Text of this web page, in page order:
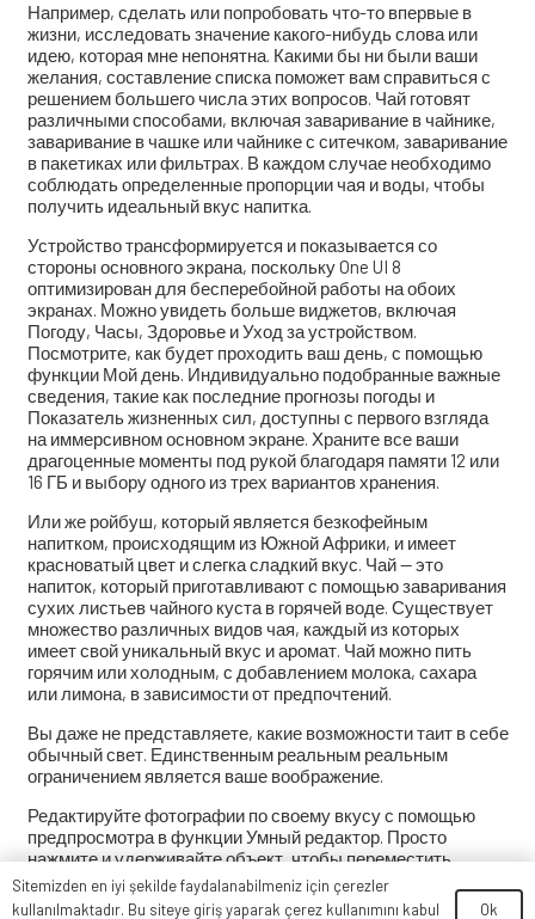
Например, сделать или попробовать что-то впервые в
жизни, исследовать значение какого-нибудь слова или
идею, которая мне непонятна. Какими бы ни были ваши
желания, составление списка поможет вам справиться с
решением большего числа этих вопросов. Чай готовят
различными способами, включая заваривание в чайнике,
заваривание в чашке или чайнике с ситечком, заваривание
в пакетиках или фильтрах. В каждом случае необходимо
соблюдать определенные пропорции чая и воды, чтобы
получить идеальный вкус напитка.
Устройство трансформируется и показывается со
стороны основного экрана, поскольку One UI 8
оптимизирован для бесперебойной работы на обоих
экранах. Можно увидеть больше виджетов, включая
Погоду, Часы, Здоровье и Уход за устройством.
Посмотрите, как будет проходить ваш день, с помощью
функции Мой день. Индивидуально подобранные важные
сведения, такие как последние прогнозы погоды и
Показатель жизненных сил, доступны с первого взгляда
на иммерсивном основном экране. Храните все ваши
драгоценные моменты под рукой благодаря памяти 12 или
16 ГБ и выбору одного из трех вариантов хранения.
Или же ройбуш, который является безкофейным
напитком, происходящим из Южной Африки, и имеет
красноватый цвет и слегка сладкий вкус. Чай — это
напиток, который приготавливают с помощью заваривания
сухих листьев чайного куста в горячей воде. Существует
множество различных видов чая, каждый из которых
имеет свой уникальный вкус и аромат. Чай можно пить
горячим или холодным, с добавлением молока, сахара
или лимона, в зависимости от предпочтений.
Вы даже не представляете, какие возможности таит в себе
обычный свет. Единственным реальным реальным
ограничением является ваше воображение.
Редактируйте фотографии по своему вкусу с помощью
предпросмотра в функции Умный редактор. Просто
нажмите и удерживайте объект, чтобы переместить,
стереть или увеличить его, а также отрегулировать углы
или заполнить фон. Раздел содержит заголовки новостей
Sitemizden en iyi şekilde faydalanabilmeniz için çerezler
kullanılmaktadır. Bu siteye giriş yaparak çerez kullanımını kabul
Ok